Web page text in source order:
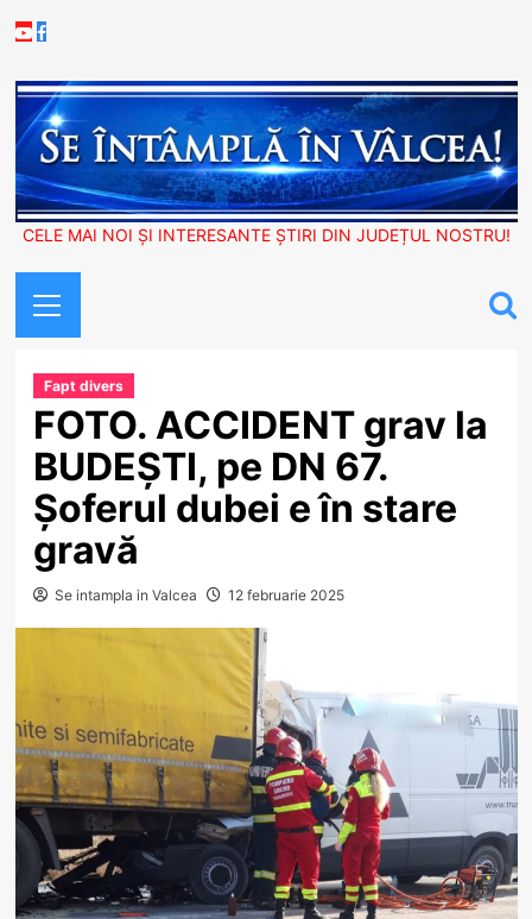
to
Youtube
Facebook
CELE MAI NOI ȘI INTERESANTE ȘTIRI DIN JUDEȚUL NOSTRU!
Menu
Fapt divers
FOTO. ACCIDENT grav la
BUDEȘTI, pe DN 67.
Șoferul dubei e în stare
gravă
Se intampla in Valcea 12 februarie 2025